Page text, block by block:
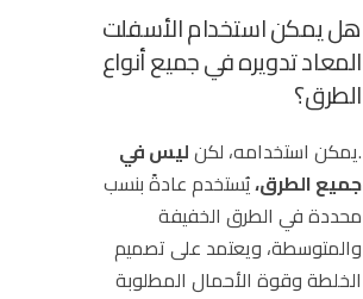
هل يمكن استخدام الأسفلت
المعاد تدويره في جميع أنواع
الطرق؟
.يمكن استخدامه، لكنليس في
جميع الطرق،يُستخدم عادةً بنسب
محددة في الطرق الخفيفة
والمتوسطة، ويعتمد على تصميم
الخلطة وقوة الأحمال المطلوبة